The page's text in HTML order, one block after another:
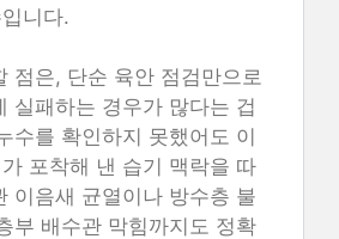
니다.
점은, 단순 육안 점검만으로
실패하는 경우가 많다는 겁
수를 확인하지 못했어도 이
포착해 낸 습기 맥락을 따
이음새 균열이나 방수층 불
부 배수관 막힘까지도 정확